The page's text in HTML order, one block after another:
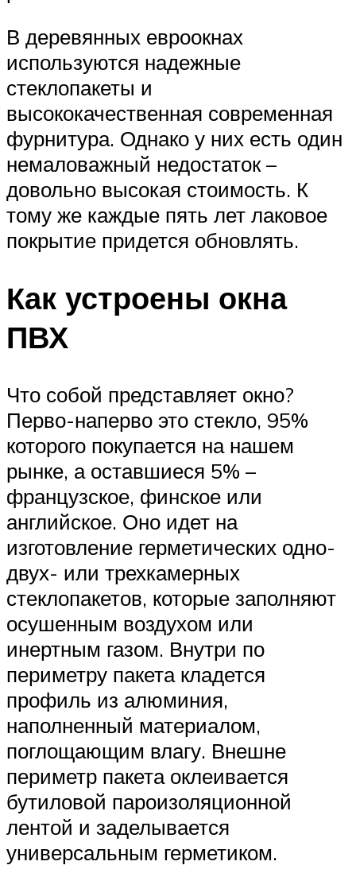
В деревянных евроокнах
используются надежные
стеклопакеты и
высококачественная современная
фурнитура. Однако у них есть один
немаловажный недостаток –
довольно высокая стоимость. К
тому же каждые пять лет лаковое
покрытие придется обновлять.
Как устроены окна
ПВХ
Что собой представляет окно?
Перво-наперво это стекло, 95%
которого покупается на нашем
рынке, а оставшиеся 5% –
французское, финское или
английское. Оно идет на
изготовление герметических одно-
двух- или трехкамерных
стеклопакетов, которые заполняют
осушенным воздухом или
инертным газом. Внутри по
периметру пакета кладется
профиль из алюминия,
наполненный материалом,
поглощающим влагу. Внешне
периметр пакета оклеивается
бутиловой пароизоляционной
лентой и заделывается
универсальным герметиком.